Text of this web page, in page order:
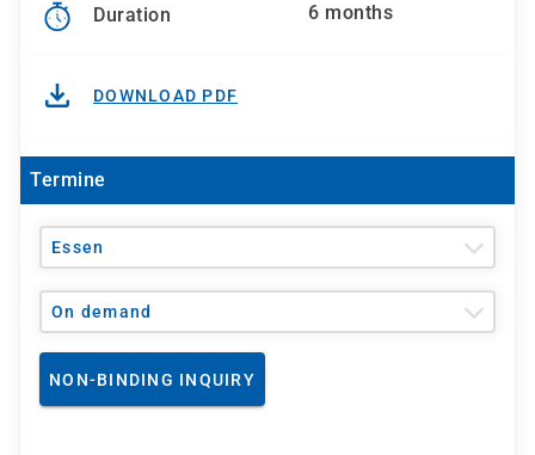
Duration 6 months
DOWNLOAD PDF
Termine
Essen
On demand
NON-BINDING INQUIRY